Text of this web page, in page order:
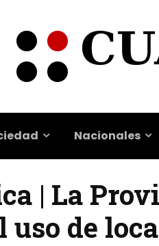
Nacionales
| La
uso de